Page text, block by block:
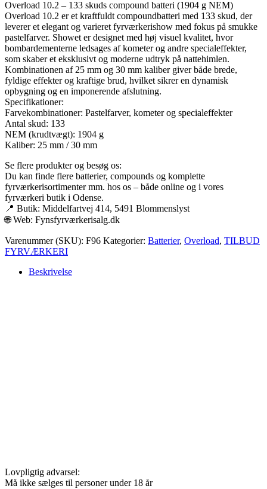
Overload 10.2 – 133 skuds compound batteri (1904 g NEM)
Overload 10.2 er et kraftfuldt compoundbatteri med 133 skud, der
leverer et elegant og varieret fyrværkerishow med fokus på smukke
pastelfarver. Showet er designet med høj visuel kvalitet, hvor
bombardementerne ledsages af kometer og andre specialeffekter,
som skaber et eksklusivt og moderne udtryk på nattehimlen.
Kombinationen af 25 mm og 30 mm kaliber giver både brede,
fyldige effekter og kraftige brud, hvilket sikrer en dynamisk
opbygning og en imponerende afslutning.
Specifikationer:
Farvekombinationer: Pastelfarver, kometer og specialeffekter
Antal skud: 133
NEM (krudtvægt): 1904 g
Kaliber: 25 mm / 30 mm
Se flere produkter og besøg os:
Du kan finde flere batterier, compounds og komplette
fyrværkerisortimenter mm. hos os – både online og i vores
fyrværkeri butik i Odense.
📍 Butik: Middelfartvej 414, 5491 Blommenslyst
🌐 Web: Fynsfyrværkerisalg.dk
Varenummer (SKU): F96 Kategorier: Batterier, Overload, TILBUD
FYRVÆRKERI
Beskrivelse
Lovpligtig advarsel:
Må ikke sælges til personer under 18 år